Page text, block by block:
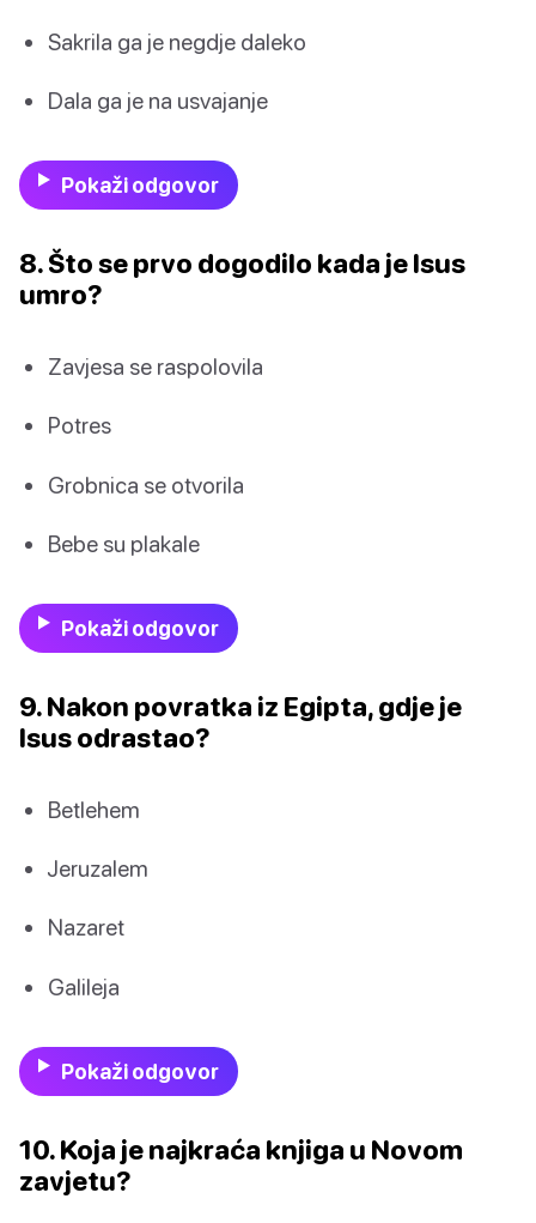
Sakrila ga je negdje daleko
Dala ga je na usvajanje
Pokaži odgovor
8. Što se prvo dogodilo kada je Isus
umro?
Zavjesa se raspolovila
Potres
Grobnica se otvorila
Bebe su plakale
Pokaži odgovor
9. Nakon povratka iz Egipta, gdje je
Isus odrastao?
Betlehem
Jeruzalem
Nazaret
Galileja
Pokaži odgovor
10. Koja je najkraća knjiga u Novom
zavjetu?